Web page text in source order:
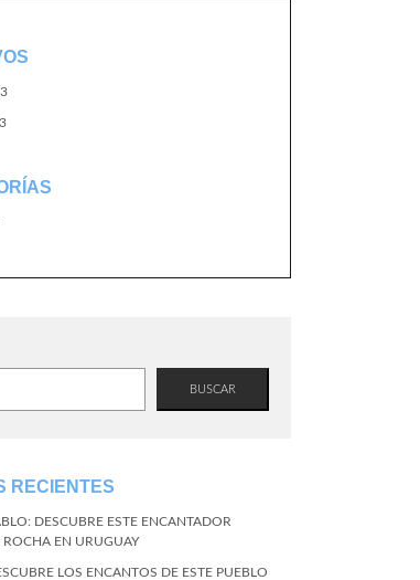
BUSCAR
RECIENTES
DESCUBRE ESTE ENCANTADOR
ROCHA EN URUGUAY
LOS ENCANTOS DE ESTE PUEBLO